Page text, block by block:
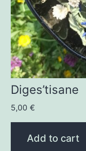
Diges’tisane
5,00€
Add to cart